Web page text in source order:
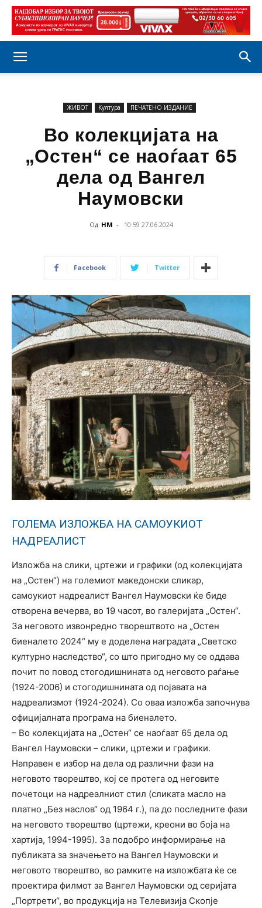
ЖИВОТ Култура ПЕЧАТЕНО ИЗДАНИЕ
Во колекцијата на
„Остен“ се наоѓаат 65
дела од Вангел
Наумовски
Од НМ - 10:59 27.06.2024
Facebook Twitter
ГОЛЕМА ИЗЛОЖБА НА САМОУКИОТ
НАДРЕАЛИСТ
Изложба на слики, цртежи и графики (од колекцијата
на „Остен“) на големиот македонски сликар,
самоукиот надреалист Вангел Наумовски ќе биде
отворена вечерва, во 19 часот, во галеријата „Остен“.
За неговото извонредно творештвото на „Остен
биеналето 2024“ му е доделена наградата „Светско
културно наследство“, со што пригодно му се оддава
почит по повод стогодишнината од неговото раѓање
(1924-2006) и стогодишнината од појавата на
надреализмот (1924-2024). Со оваа изложба започнува
официјалната програма на биеналето.
– Во колекцијата на „Остен“ се наоѓаат 65 дела од
Вангел Наумовски – слики, цртежи и графики.
Направен е избор на дела од различни фази на
неговото творештво, кој се протега од неговите
почетоци на надреалниот стил (сликата масло на
платно „Без наслов“ од 1964 г.), па до последните фази
на неговото творештво (цртежи, креони во боја на
хартија, 1994-1995). За подобро информирање на
публиката за значењето на Вангел Наумовски и
неговото творештво, во рамките на изложбата ќе се
проектира филмот за Вангел Наумовски од серијата
„Портрети“, во продукција на Телевизија Скопје